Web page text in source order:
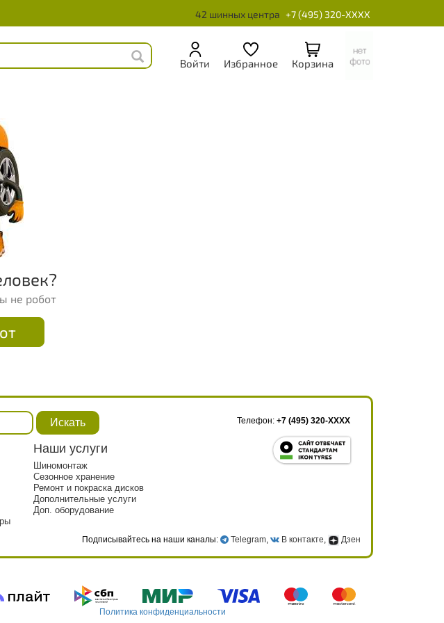
42 шинных центра +7 (495) 320-XXXX
Войти Избранное Корзина
не робот
Искать
Наши услуги
Шиномонтаж
Сезонное хранение
Ремонт и покраска дисков
Дополнительные услуги
Доп. оборудование
Телефон: +7 (495) 320-XXXX
Подписывайтесь на наши каналы: Telegram, В контакте, Дзен
Политика конфиденциальности